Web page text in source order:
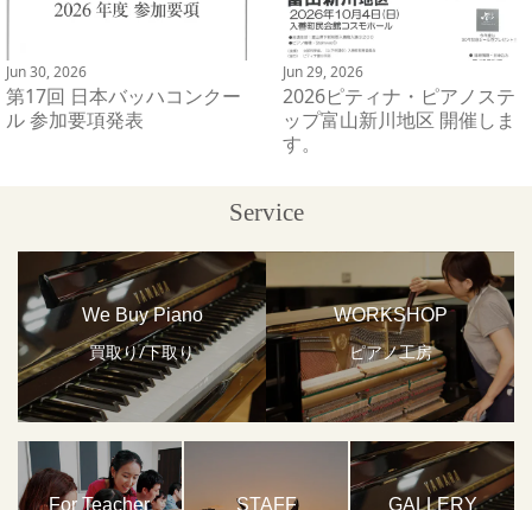
Jun 30, 2026
第17回 日本バッハコンクー
ル 参加要項発表
Jun 29, 2026
2026ピティナ・ピアノステ
ップ富山新川地区 開催しま
す。
Service
We Buy Piano
買取り/下取り
WORKSHOP
ピアノ工房
For Teacher STAFF GALLERY